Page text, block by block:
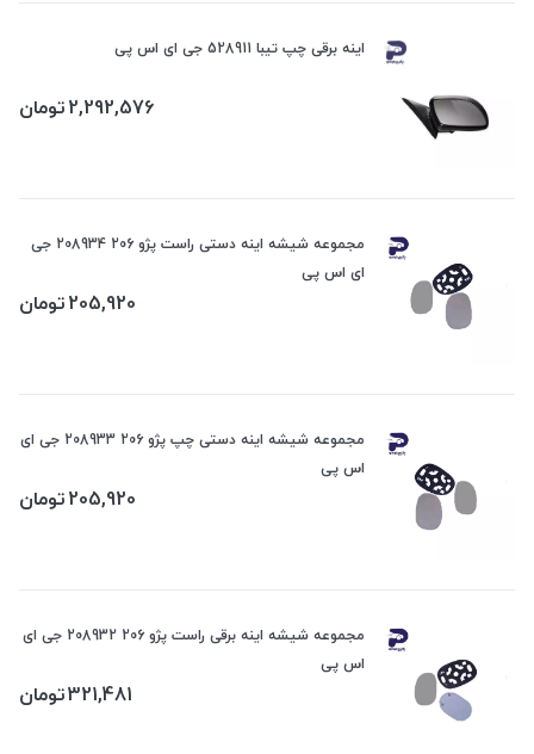
اینه برقی چپ تیبا 528911 جی ای اس پی
2,292,576تومان
مجموعه شیشه اینه دستی راست پژو 206 208934 جی
ای اس پی
205,920تومان
مجموعه شیشه اینه دستی چپ پژو 206 208933 جی ای
اس پی
205,920تومان
مجموعه شیشه اینه برقی راست پژو 206 208932 جی ای
اس پی
321,481تومان